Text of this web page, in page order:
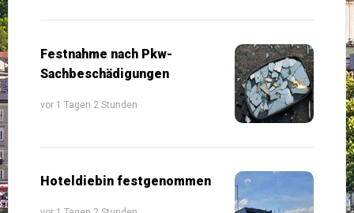
Festnahme nach Pkw-
Sachbeschädigungen
vor 1 Tagen 2 Stunden
Hoteldiebin festgenommen